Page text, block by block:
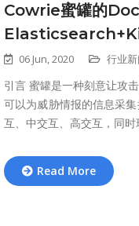
Cowrie蜜罐的
06 Jun, 2020 行业
引言 蜜罐是一种刻意让攻
可以为威胁情报的信息采
互、中交互、高交互，同时
Read More